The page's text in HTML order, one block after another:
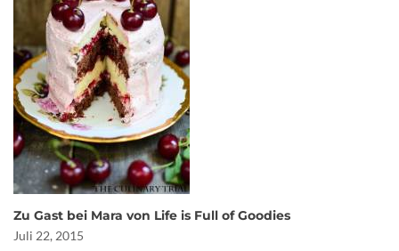
Zu Gast bei Mara von Life is Full of Goodies
Juli 22, 2015